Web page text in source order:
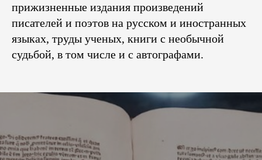
прижизненные издания произведений
писателей и поэтов на русском и иностранных
языках, труды ученых, книги с необычной
судьбой, в том числе и с автографами.